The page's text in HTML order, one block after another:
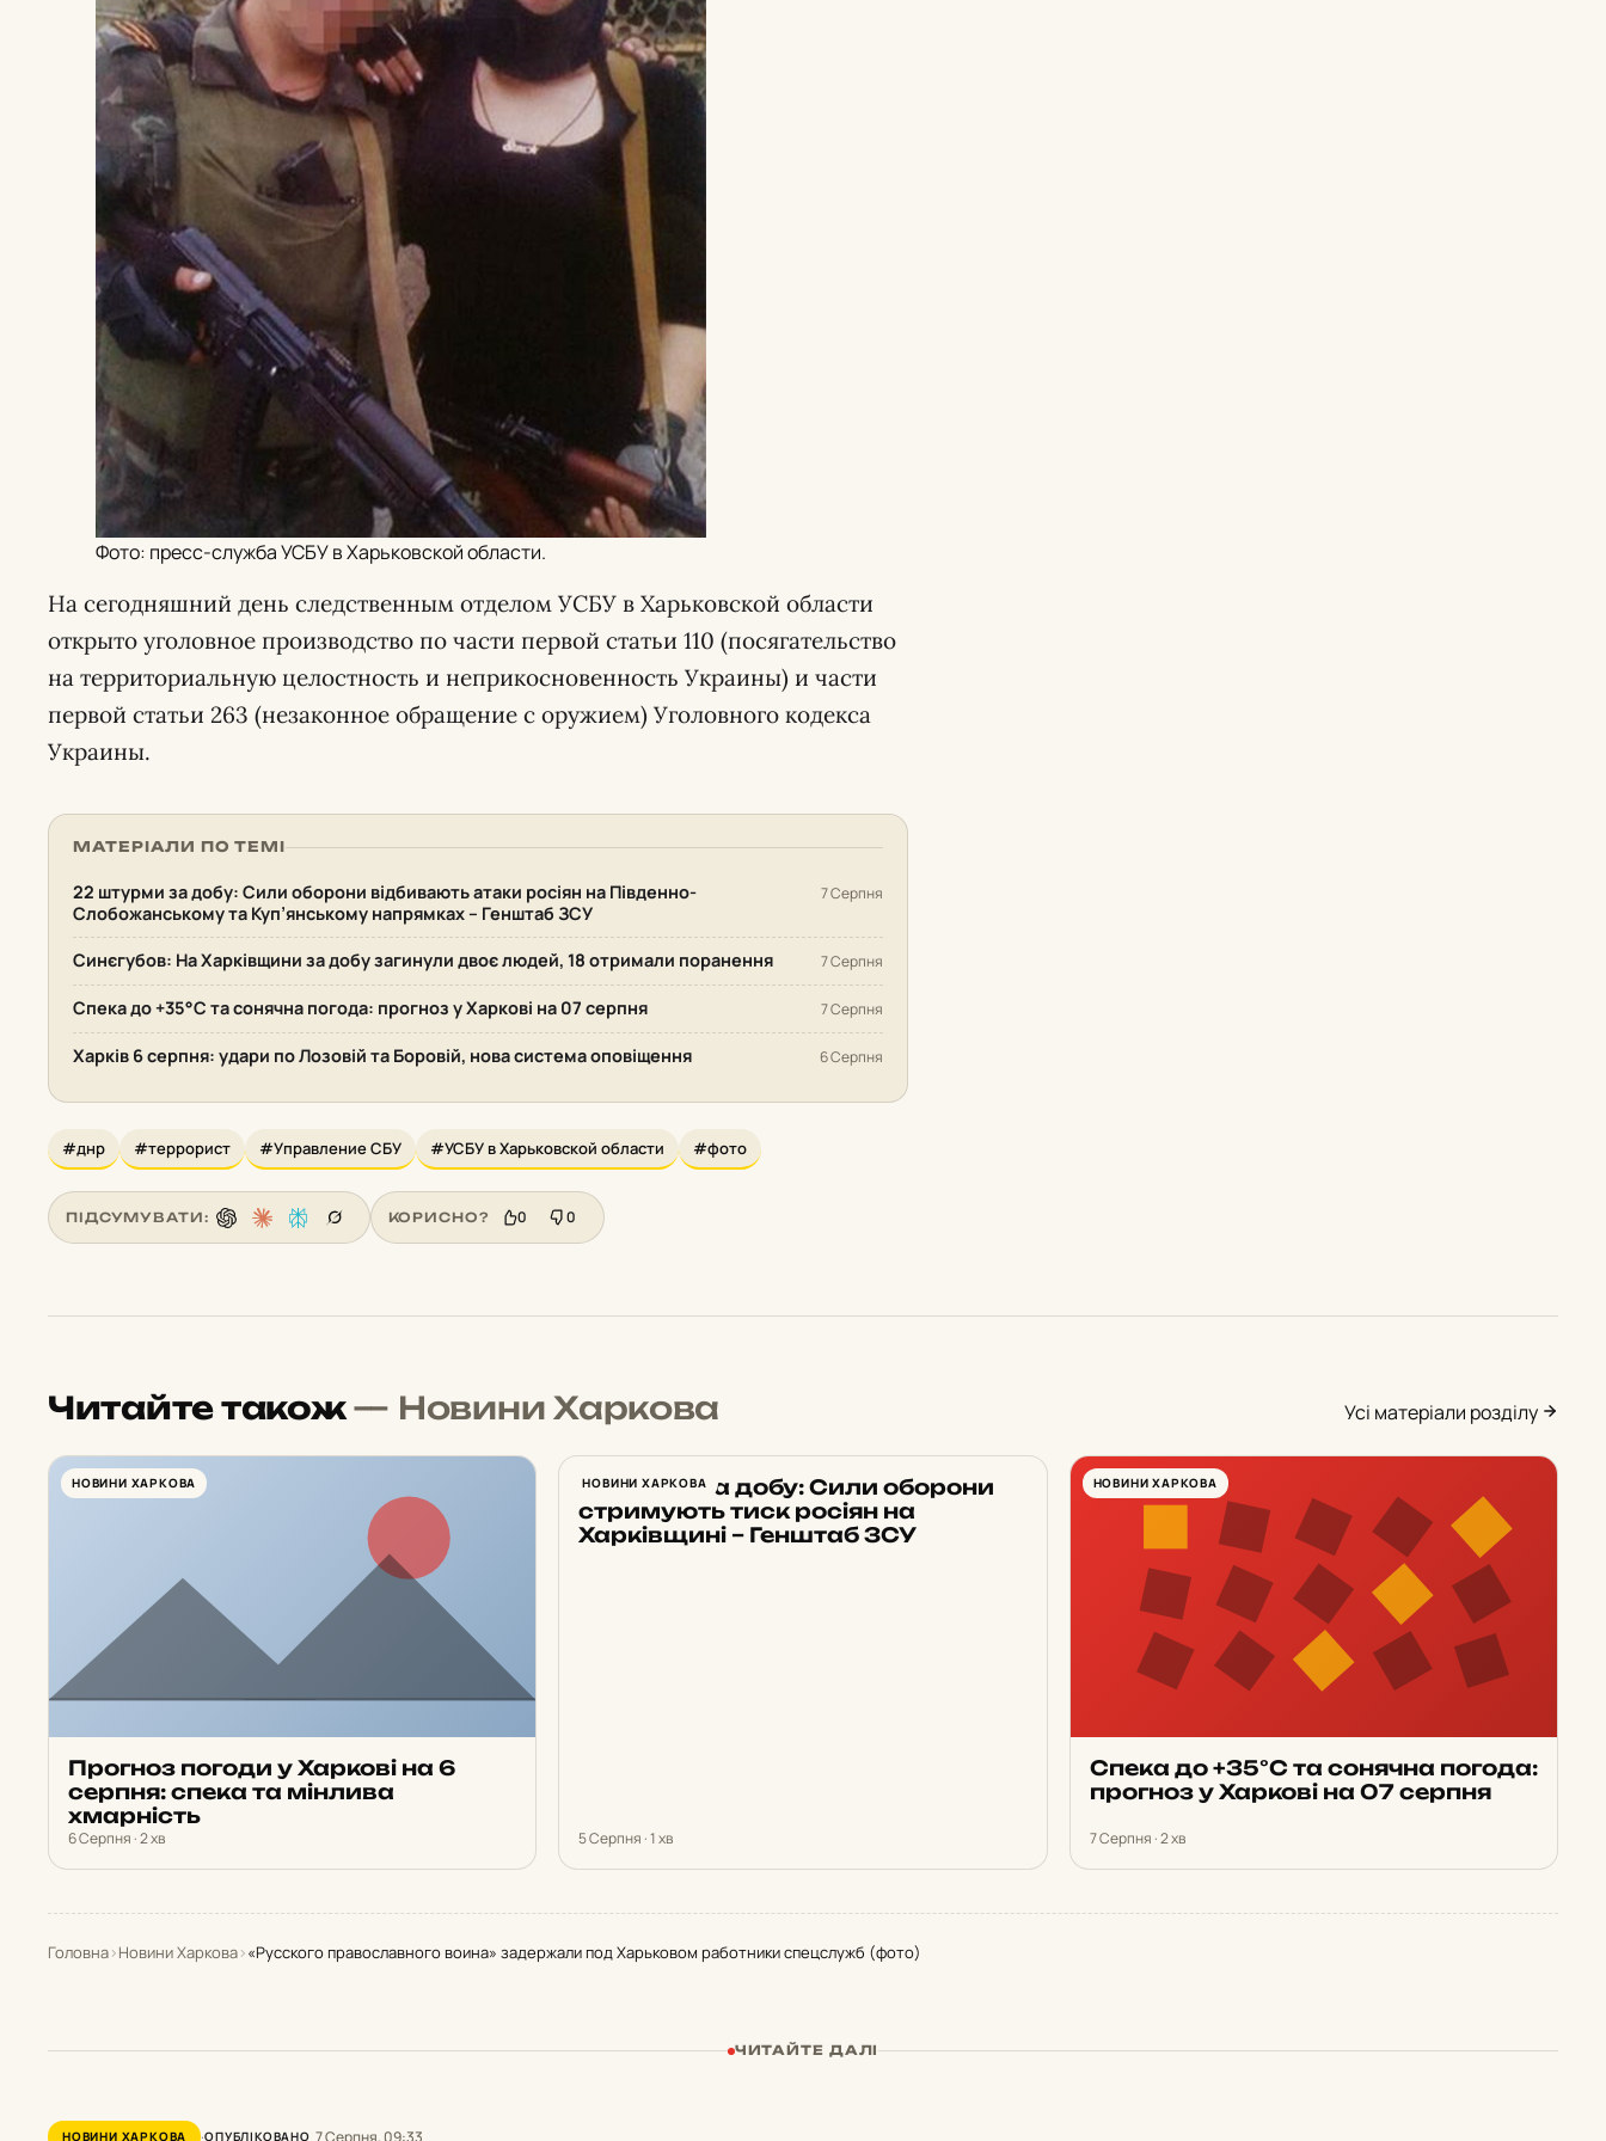
Фото: пресс-служба УСБУ в Харьковской области.
На сегодняшний день следственным отделом УСБУ в Харьковской области
открыто уголовное производство по части первой статьи 110 (посягательство
на территориальную целостность и неприкосновенность Украины) и части
первой статьи 263 (незаконное обращение с оружием) Уголовного кодекса
Украины.
МАТЕРІАЛИ ПО ТЕМІ
22 штурми за добу: Сили оборони відбивають атаки росіян на Південно-
Слобожанському та Куп’янському напрямках – Генштаб ЗСУ
7 Серпня
Синєгубов: На Харківщини за добу загинули двоє людей, 18 отримали поранення 7 Серпня
Спека до +35°С та сонячна погода: прогноз у Харкові на 07 серпня 7 Серпня
Харків 6 серпня: удари по Лозовій та Боровій, нова система оповіщення 6 Серпня
#днр #террорист #Управление СБУ #УСБУ в Харьковской области #фото
ПІДСУМУВАТИ: КОРИСНО? 0 0
Читайте також— Новини Харкова Усі матеріали розділу
НОВИНИ ХАРКОВА
Прогноз погоди у Харкові на 6
серпня: спека та мінлива
хмарність
6 Серпня · 2 хв
НОВИНИ ХАРКОВА
23 атаки за добу: Сили оборони
стримують тиск росіян на
Харківщині – Генштаб ЗСУ
5 Серпня · 1 хв
НОВИНИ ХАРКОВА
Спека до +35°С та сонячна погода:
прогноз у Харкові на 07 серпня
7 Серпня · 2 хв
Головна›Новини Харкова›«Русского православного воина» задержали под Харьковом работники спецслужб (фото)
ЧИТАЙТЕ ДАЛІ
НОВИНИ ХАРКОВА ОПУБЛІКОВАНО 7 Серпня, 09:33